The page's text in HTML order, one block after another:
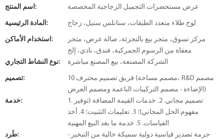
اسم المنتج:
عرض مستحضرات التجميل الزجاجية المخصصة
المادة الرئيسية: لوح طلاء متعدد الطبقات، ستانلس ستيل، زجاج
استخدام الأماكن:
مركز تسوق، متجر بيع بالتجزئة، صالة عرض، متجر
معفاة من الرسوم الجمركية، فندق، نادي، إلخ
نوع النشاط التجاري:
الشركة المصنعة، بيع المصنع مباشرة
تصميم:
10 فريق تصميم محترف (مصمم مساحة، R&D مصمم
الإضاءة - مصمم التركيبات الناعمة ومصمم العرض)
خدمة:
1. تصميم مجاني. 2. خدمات القيمة المضافة (توفير
مفهوم الحل المجاني)؛ 3. تعليمات التثبيت؛ 4. أخذ
القياسات. 5. خدمة ما بعد البيع المهنية
طَرد:
حزمة تصدير قياسية دولية سميكة خالية من التبخير -